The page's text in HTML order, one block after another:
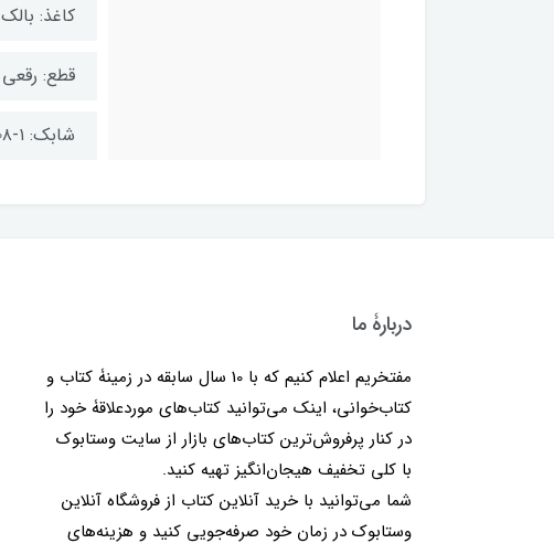
کاغذ: بالک
قطع: رقعی
شابک: ۱-۰۸-۸۳۵۳-۶۲۲-۹۷۸
دربارۀ ما
مفتخریم اعلام کنیم که با 10 سال سابقه در زمینۀ کتاب و
کتاب‌خوانی، اینک می‌توانید کتاب‌های موردعلاقۀ خود را
در کنار پرفروش‌ترین کتاب‌های بازار از سایت وستابوک
با کلی تخفیف هیجان‌انگیز تهیه کنید.
شما می‌توانید با خرید آنلاین کتاب از فروشگاه آنلاین
وستابوک در زمان خود صرفه‌جویی کنید و هزینه‌های